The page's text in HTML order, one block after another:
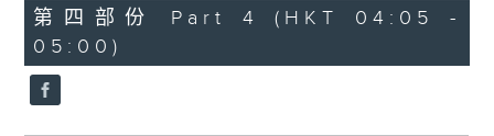
55
minutes,
19
seconds
第四部份 Part 4 (HKT 04:05 -
05:00)